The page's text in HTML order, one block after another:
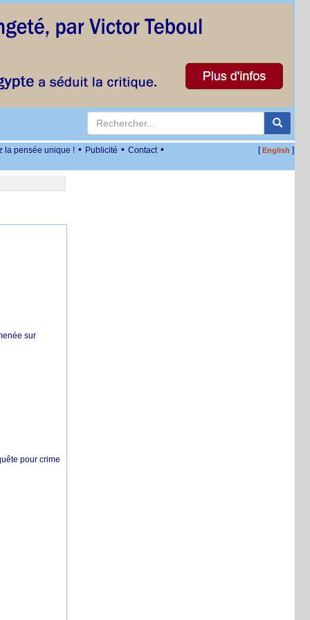
la pensée unique ! • Publicité • Contact • [English ]
sur
pour crime